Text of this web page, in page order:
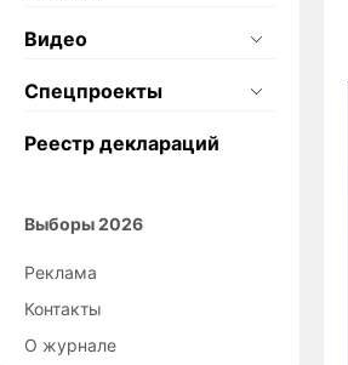
Видео
Спецпроекты
Реестр деклараций
Выборы 2026
Реклама
Контакты
О журнале